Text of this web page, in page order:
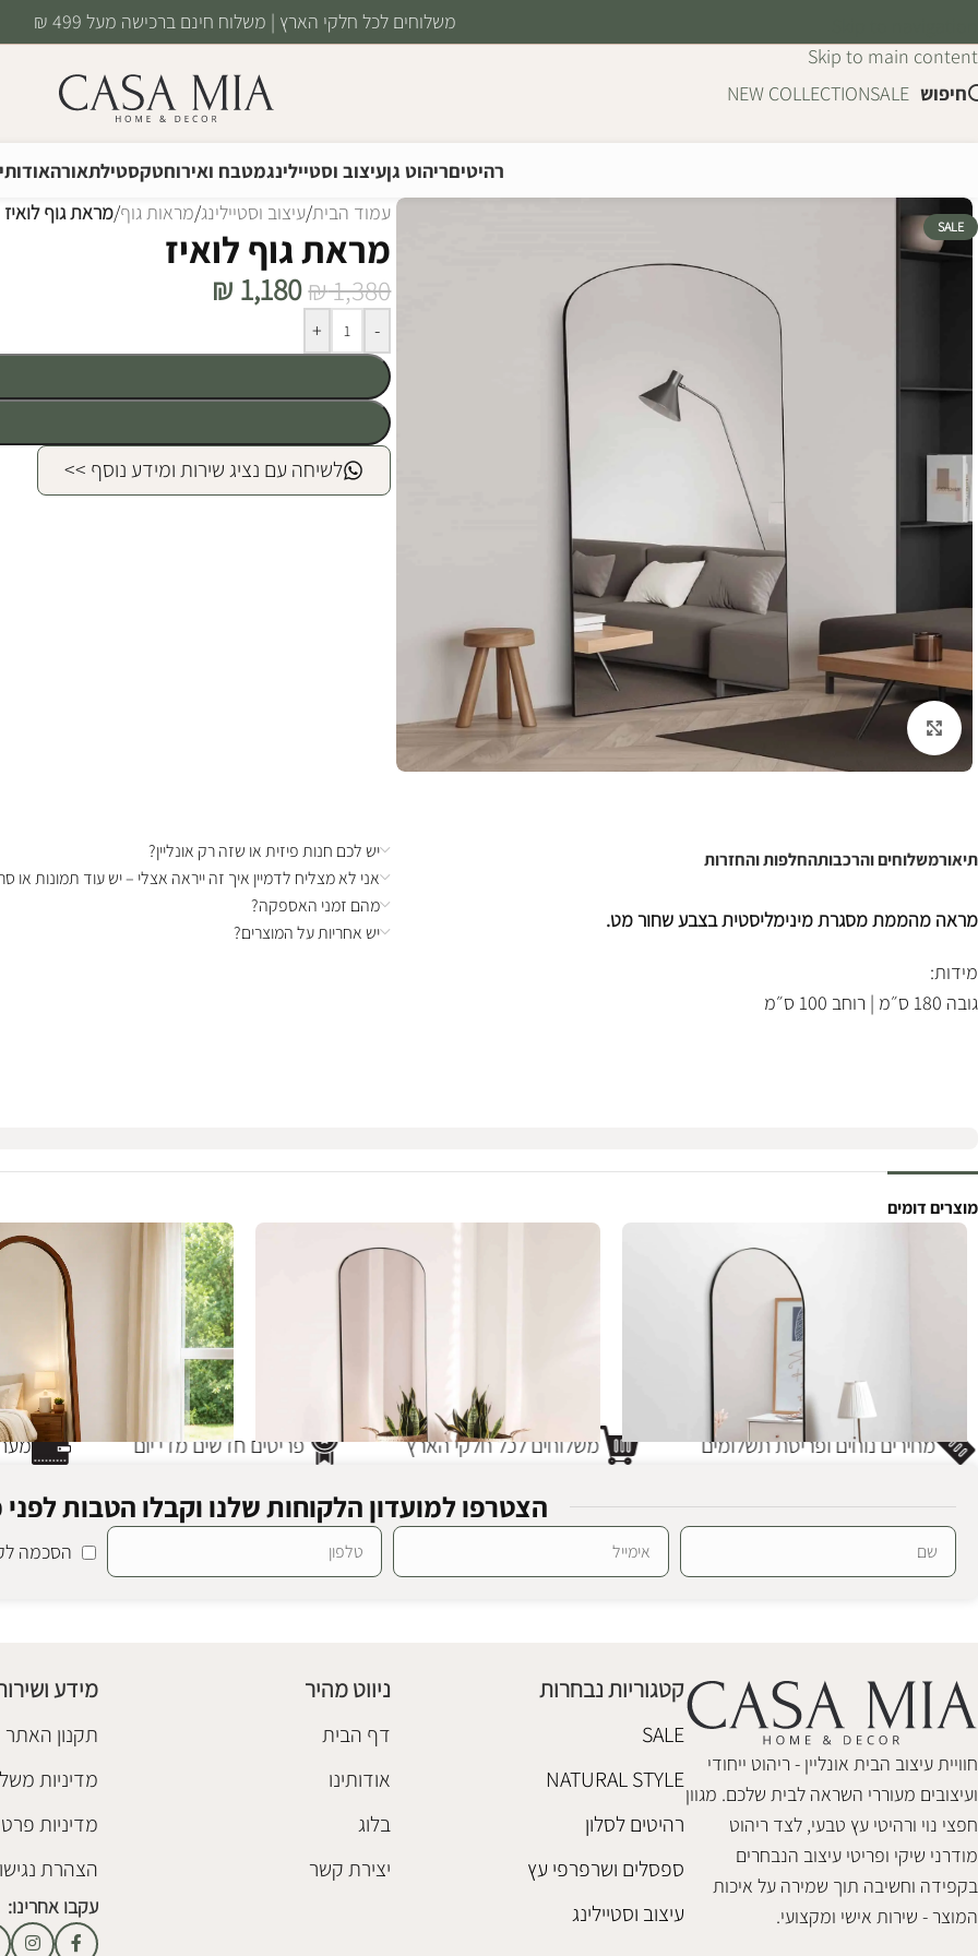
Skip to main content
משלוחים לכל חלקי הארץ | משלוח חינם ברכישה מעל 499 ₪
חיפוש SALE
NEW COLLECTION
רהיטיםריהוט גןעיצוב וסטיילינגמטבח ואירוחטקסטילתאורה
SALE
לחצו להגדלה
עמוד הבית/עיצוב וסטיילינג/מראות גוף/מראת גוף לואיז
מראת גוף לואיז
₪1,380
₪ 1,180
-
+Alternative:
לשיחה עם נציג שירות ומידע נוסף >>
תיאורמשלוחים והרכבותהחלפות והחזרות
מראה מהממת מסגרת מינימליסטית בצבע שחור מט.
מידות:
גובה 180 ס״מ | רוחב 100 ס״מ
יש לכם חנות פיזית או שזה רק אונליין?
אני לא מצליח לדמיין איך זה ייראה אצלי – יש עוד תמונות או
מהם זמני האספקה?
יש אחריות על המוצרים?
מוצרים דומים
מראה קפסולה בלק
הוספה לסל
SALE
₪1,180
980
מראת גוף מלאני
פריטים חדשים מדי יום משלוחים לכל חלקי הארץ מחירים נוחים ופריסת תשלומים
הצטרפו למועדון הלקוחות שלנו וקבלו הטבות
הסכמה
חוויית עיצוב הבית אונליין - ריהוט ייחודי
ועיצובים מעוררי השראה לבית שלכם. מגוון
חפצי נוי ורהיטי עץ טבעי, לצד ריהוט
מודרני שיקי ופריטי עיצוב הנבחרים
בקפידה וחשיבה תוך שמירה על איכות
המוצר - שירות אישי ומקצועי.
קטגוריות נבחרות
SALE
NATURAL STYLE
רהיטים לסלון
ספסלים ושרפרפי עץ
עיצוב וסטיילינג
ניווט מהיר
דף הבית
אודותינו
בלוג
יצירת קשר
מידע
תקנון האתר
מדיניות
מדיניות
הצהרת
עקבו אחרינו: